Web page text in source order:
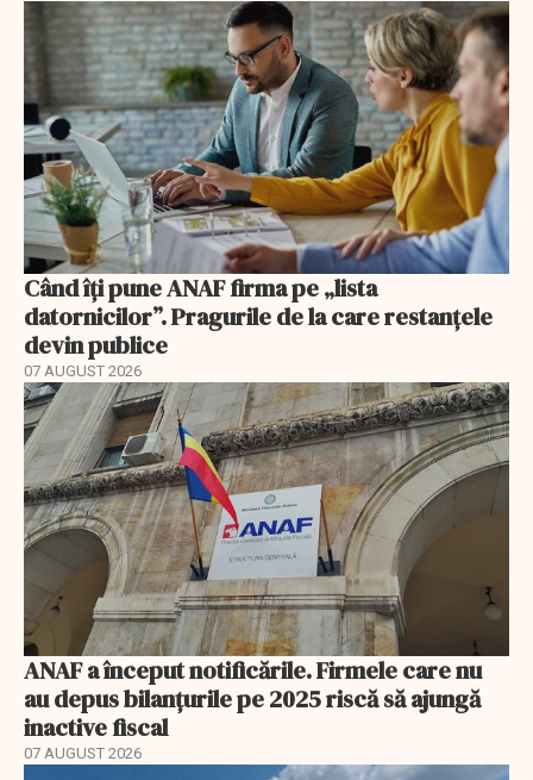
Când îți pune ANAF firma pe „lista
datornicilor”. Pragurile de la care restanțele
devin publice
07 AUGUST 2026
ANAF a început notificările. Firmele care nu
au depus bilanțurile pe 2025 riscă să ajungă
inactive fiscal
07 AUGUST 2026